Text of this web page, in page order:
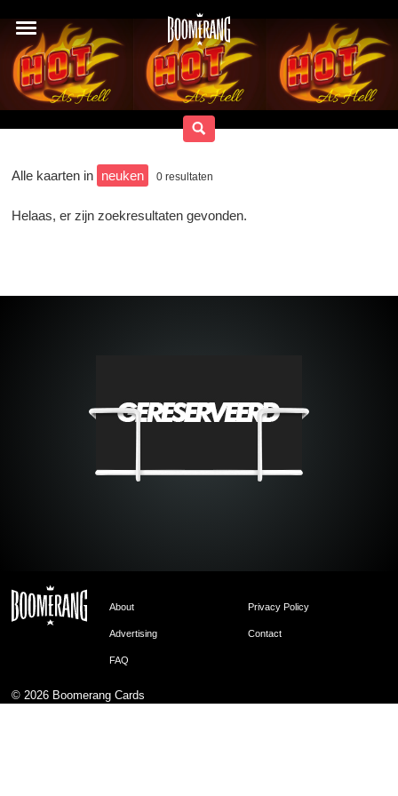
Alle kaarten in neuken 0 resultaten
Helaas, er zijn zoekresultaten gevonden.
About Privacy Policy
Advertising Contact
FAQ
© 2026 Boomerang Cards